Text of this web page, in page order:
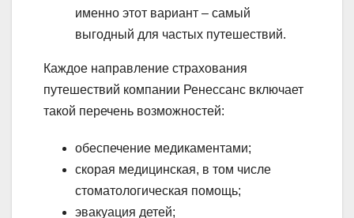
именно этот вариант – самый
выгодный для частых путешествий.
Каждое направление страхования
путешествий компании Ренессанс включает
такой перечень возможностей:
обеспечение медикаментами;
скорая медицинская, в том числе
стоматологическая помощь;
эвакуация детей;